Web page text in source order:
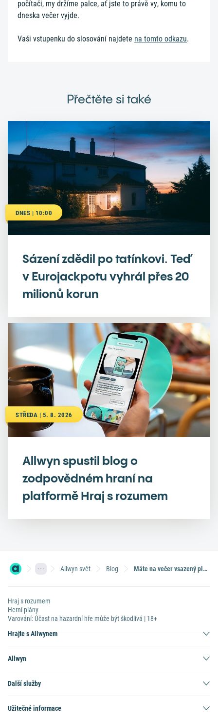
počítači, my držíme palce, ať jste to právě vy, komu to
dneska večer vyjde.
Vaši vstupenku do slosování najdete na tomto odkazu.
Přečtěte si také
DNES | 10:00
Sázení zdědil po tatínkovi. Teď
v Eurojackpotu vyhrál přes 20
milionů korun
STŘEDA | 5. 8. 2026
Allwyn spustil blog o
zodpovědném hraní na
platformě Hraj s rozumem
Allwyn svět Blog Máte na večer vsazený plný tiket Sportky? Skvělé! Jste ve hře o Mini Cooper Cabrio!
Hraj s rozumem
Herní plány
Varování: Účast na hazardní hře může být škodlivá | 18+
Hrajte s Allwynem
Allwyn
Další služby
Užitečné informace